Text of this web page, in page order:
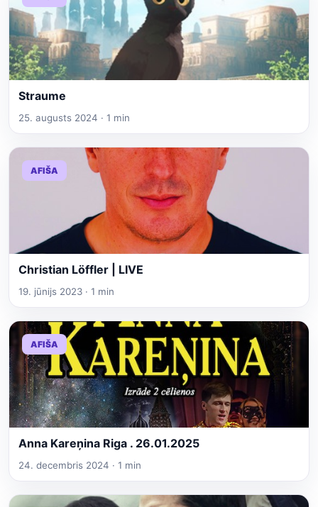
Straume
25. augusts 2024 · 1 min
AFIŠA
Christian Löffler | LIVE
19. jūnijs 2023 · 1 min
AFIŠA
Anna Kareņina Riga . 26.01.2025
24. decembris 2024 · 1 min